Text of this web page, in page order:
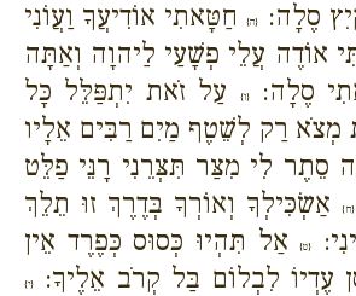
סֶלָה:
{ה}חַטָּאתִי אוֹדִיעֲךָ וַעֲוֹנִי
אוֹדֶה עֲלֵי פְשָׁעַי לַיהוָה וְאַתָּה
סֶלָה:{ו}
עַל זֹאת יִתְפַּלֵּל כָּל
מְצֹא רַק לְשֵׁטֶף מַיִם רַבִּים אֵלָיו
סֵתֶר לִי מִצַּר תִּצְּרֵנִי רָנֵּי פַלֵּט
{ח}
אַשְׂכִּילְךָ וְאוֹרְךָ בְּדֶרֶךְ זוּ תֵלֵךְ
{ט}אַל תִּהְיוּ כְּסוּס כְּפֶרֶד אֵין
עֶדְיוֹ לִבְלוֹם בַּל קְרֹב אֵלֶיךָ:
{י}